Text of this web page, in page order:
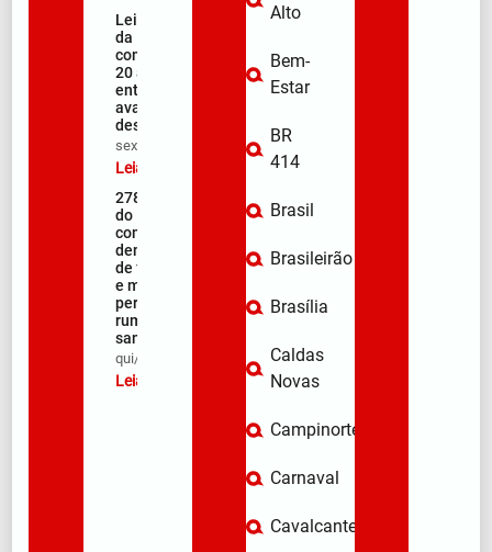
Lei Maria
da Penha
completa
20 anos
entre
avanços e
desafios
sex/08/2026
Leia mais »
278ª Romaria
do Muquém
começa com
demonstração
de fé, emoção
e milhares de
peregrinos
rumo ao
santuário
qui/08/2026
Leia mais »
Alto
Bem-
Estar
BR
414
Brasil
Brasileirão
Brasília
Caldas
Novas
Campinorte
Carnaval
Cavalcante